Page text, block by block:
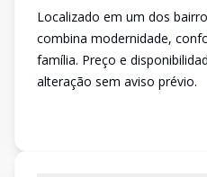
Localizado em um dos
combina modernidade,
família. Preço e
alteração sem aviso prévio.